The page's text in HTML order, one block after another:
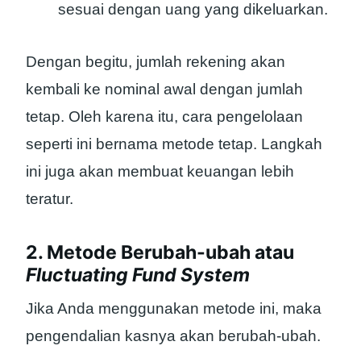
sesuai dengan uang yang dikeluarkan.
Dengan begitu, jumlah rekening akan
kembali ke nominal awal dengan jumlah
tetap. Oleh karena itu, cara pengelolaan
seperti ini bernama metode tetap. Langkah
ini juga akan membuat keuangan lebih
teratur.
2. Metode Berubah-ubah atau
Fluctuating Fund System
Jika Anda menggunakan metode ini, maka
pengendalian kasnya akan berubah-ubah.